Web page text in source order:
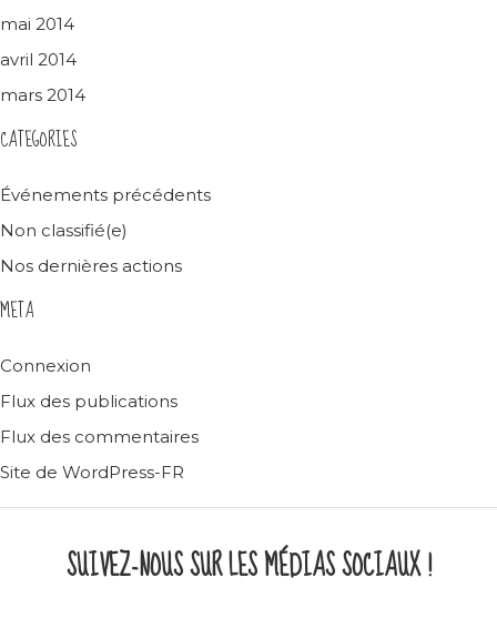
mai 2014
avril 2014
mars 2014
CATEGORIES
Événements précédents
Non classifié(e)
Nos dernières actions
META
Connexion
Flux des publications
Flux des commentaires
Site de WordPress-FR
SUIVEZ-NOUS SUR LES MÉDIAS SOCIAUX !